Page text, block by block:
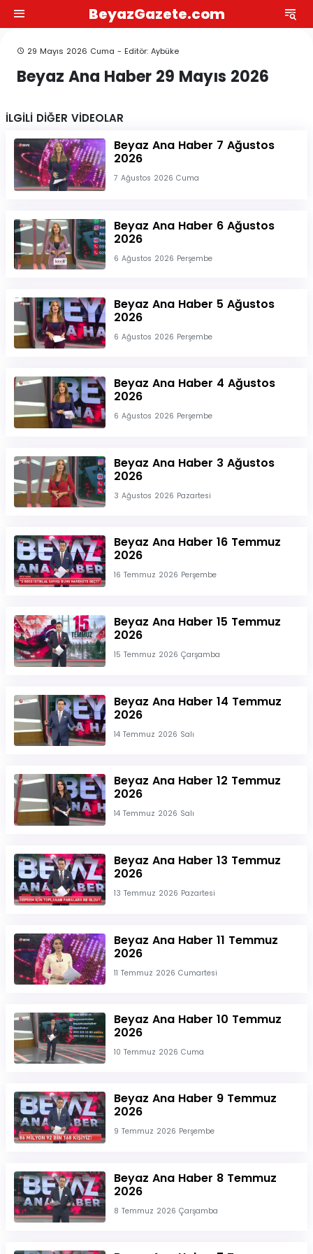
BeyazGazete.com
29 Mayıs 2026 Cuma - Editör: Aybüke
Beyaz Ana Haber 29 Mayıs 2026
İLGİLİ DİĞER VİDEOLAR
Beyaz Ana Haber 7 Ağustos
2026
7 Ağustos 2026 Cuma
Beyaz Ana Haber 6 Ağustos
2026
6 Ağustos 2026 Perşembe
Beyaz Ana Haber 5 Ağustos
2026
6 Ağustos 2026 Perşembe
Beyaz Ana Haber 4 Ağustos
2026
6 Ağustos 2026 Perşembe
Beyaz Ana Haber 3 Ağustos
2026
3 Ağustos 2026 Pazartesi
Beyaz Ana Haber 16 Temmuz
2026
16 Temmuz 2026 Perşembe
Beyaz Ana Haber 15 Temmuz
2026
15 Temmuz 2026 Çarşamba
Beyaz Ana Haber 14 Temmuz
2026
14 Temmuz 2026 Salı
Beyaz Ana Haber 12 Temmuz
2026
14 Temmuz 2026 Salı
Beyaz Ana Haber 13 Temmuz
2026
13 Temmuz 2026 Pazartesi
Beyaz Ana Haber 11 Temmuz
2026
11 Temmuz 2026 Cumartesi
Beyaz Ana Haber 10 Temmuz
2026
10 Temmuz 2026 Cuma
Beyaz Ana Haber 9 Temmuz
2026
9 Temmuz 2026 Perşembe
Beyaz Ana Haber 8 Temmuz
2026
8 Temmuz 2026 Çarşamba